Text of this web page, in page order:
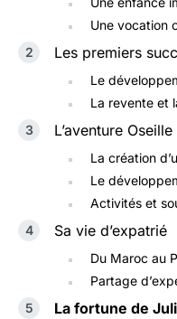
Une vocation
Les premiers
Le
La revente et
L’aventure
La création
Le
Activités et
Sa vie d’expatrié
Du Maroc au
Partage
La fortune de